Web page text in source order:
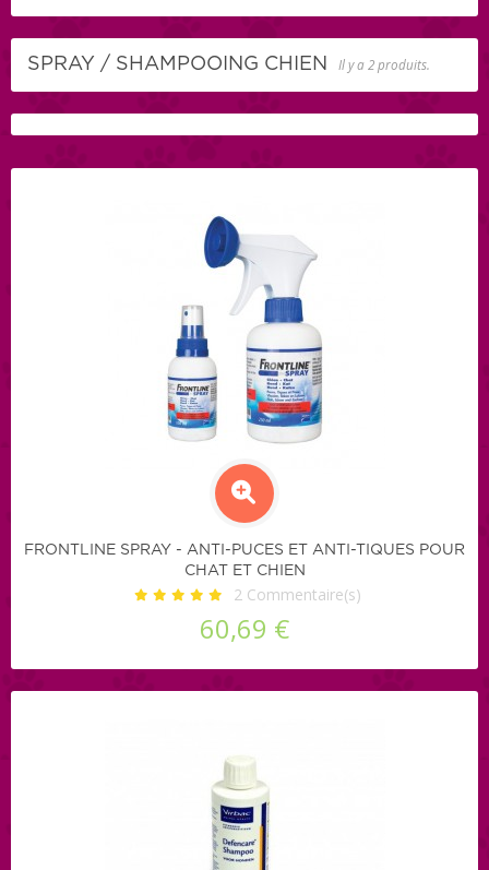
SPRAY / SHAMPOOING CHIEN Il y a 2 produits.
FRONTLINE SPRAY - ANTI-PUCES ET ANTI-TIQUES POUR
CHAT ET CHIEN
2 Commentaire(s)
60,69 €